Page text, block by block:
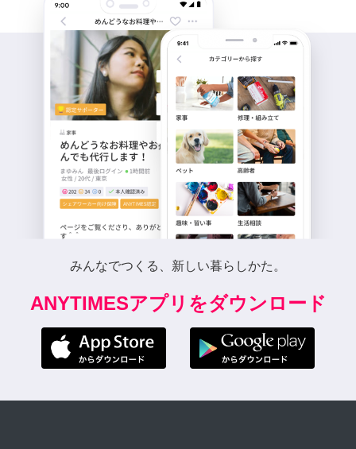
みんなでつくる、新しい暮らしかた。
ANYTIMESアプリをダウンロード